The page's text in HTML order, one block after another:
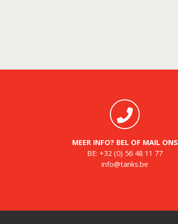
MEER INFO? BEL OF MAIL ONS
BE: +32 (0) 56 48 11 77
info@tanks.be